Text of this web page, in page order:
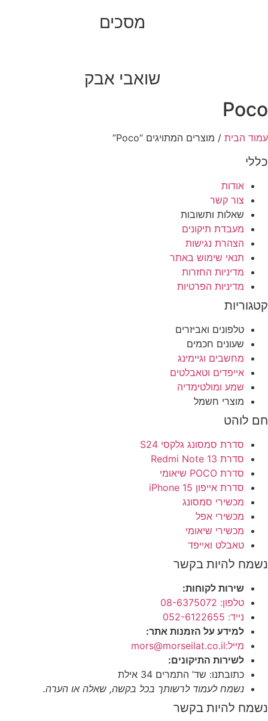
מסכים
שואבי אבק
הבית/ מוצרים המתויגים “Poco”
אודות
צור קשר
שאלות ותשובות
מעבדת תיקונים
הצהרת נגישות
תנאי שימוש באתר
מדיניות החזרות
מדיניות הפרטיות
טלפונים ואביזרים
שעונים חכמים
מחשבים וגיימינג
אייפדים וטאבלטים
שמע ומולטימדיה
מוצרי חשמל
סדרת סמסונג גלקסי S24
סדרת Redmi Note 13
סדרת POCO שיאומי
סדרת אייפון 15 iPhone
מכשירי סמסונג
מכשירי אפל
מכשירי שיאומי
טאבלט ואייפד
להיות בקשר
שירות לקוחות:
טלפון: 08-6375072
נייד: 052-6122655
למידע על הזמנות אתר:
מייל:mors@morseilat.co.il
לשירות התיקונים:
כתובתנו: שד’ התמרים 34 אילת
נשמח לעמוד לרשותך בכל בקשה, שאלה או הערה.
להיות בקשר